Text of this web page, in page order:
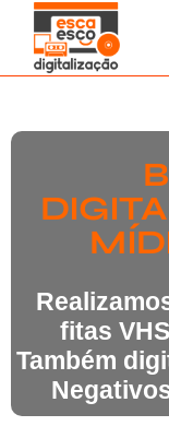
fitas
Também